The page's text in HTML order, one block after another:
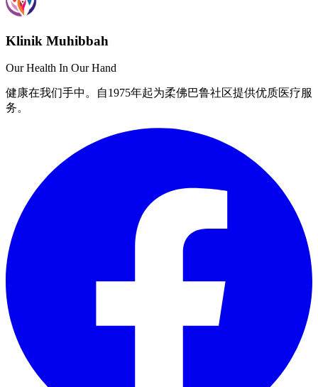
Klinik Muhibbah
Our Health In Our Hand
健康在我们手中。自1975年起为柔佛巴鲁社区提供优质医疗服
务。